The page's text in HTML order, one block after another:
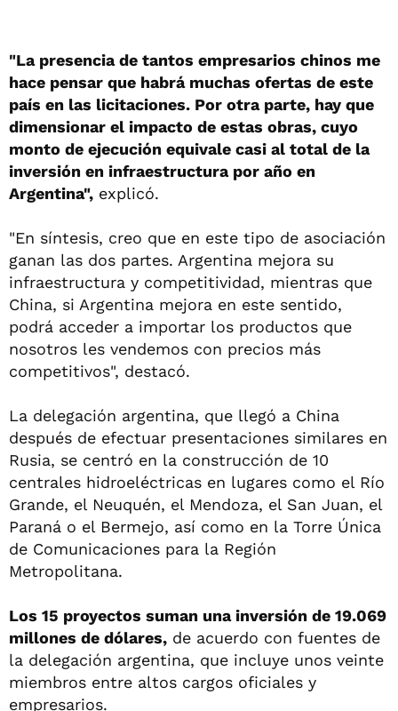
"La presencia de tantos empresarios chinos me
hace pensar que habrá muchas ofertas de este
país en las licitaciones. Por otra parte, hay que
dimensionar el impacto de estas obras, cuyo
monto de ejecución equivale casi al total de la
inversión en infraestructura por año en
Argentina", explicó.
"En síntesis, creo que en este tipo de asociación
ganan las dos partes. Argentina mejora su
infraestructura y competitividad, mientras que
China, si Argentina mejora en este sentido,
podrá acceder a importar los productos que
nosotros les vendemos con precios más
competitivos", destacó.
La delegación argentina, que llegó a China
después de efectuar presentaciones similares en
Rusia, se centró en la construcción de 10
centrales hidroeléctricas en lugares como el Río
Grande, el Neuquén, el Mendoza, el San Juan, el
Paraná o el Bermejo, así como en la Torre Única
de Comunicaciones para la Región
Metropolitana.
Los 15 proyectos suman una inversión de 19.069
millones de dólares, de acuerdo con fuentes de
la delegación argentina, que incluye unos veinte
miembros entre altos cargos oficiales y
empresarios.